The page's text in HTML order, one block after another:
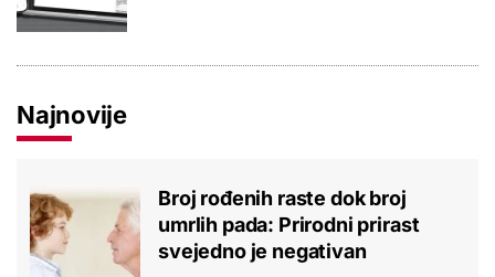
Najnovije
Broj rođenih raste dok broj
umrlih pada: Prirodni prirast
svejedno je negativan